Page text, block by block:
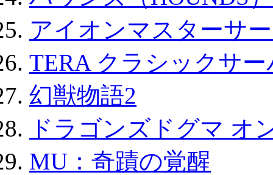
アイオンマスターサ
TERA クラシックサ
幻獣物語2
ドラゴンズドグマ オ
MU：奇蹟の覚醒